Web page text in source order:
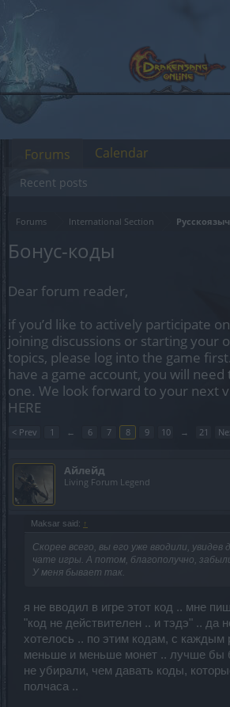
Forums International Section
Бонус-коды
Dear forum reader,
if you’d like to actively participate
joining discussions or starting your
topics, please log into the game
have a game account, you will
one. We look forward to your next
HERE
< Prev 1 ← 6 7 8 9 10 → 21
Айлейд
Living Forum Legend
Maksar said: ↑
Скорее всего, вы его уже вводили,
чате игры. А потом, благополучно,
У меня бывает так.
я не вводил в игре этот код .. мне
"код не действителен .. и тэдэ" .. да
хотелось .. по этим кодам, с каждым
меньше и меньше монет .. лучше бы
не убирали, чем давать коды,
полчаса ..
Forums
Recent posts
Calendar